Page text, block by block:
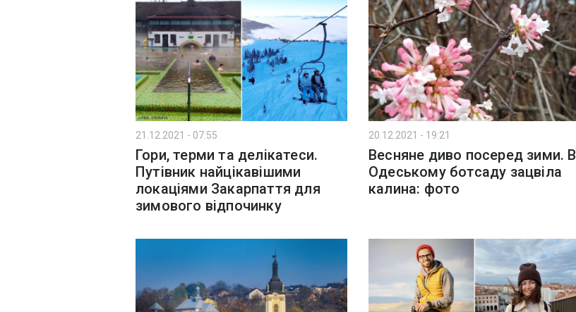
21.12.2021 - 07:55
Гори, терми та делікатеси.
Путівник найцікавішими
локаціями Закарпаття для
зимового відпочинку
20.12.2021 - 19:21
Весняне диво посеред зими. В
Одеському ботсаду зацвіла
калина: фото